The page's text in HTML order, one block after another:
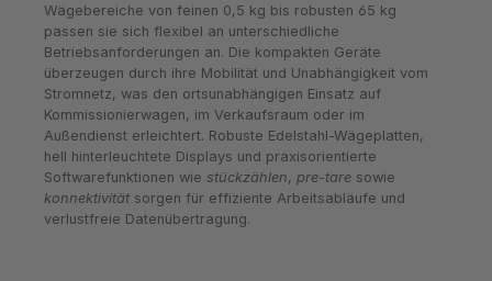
Wägebereiche von feinen 0,5 kg bis robusten 65 kg
passen sie sich flexibel an unterschiedliche
Betriebsanforderungen an. Die kompakten Geräte
überzeugen durch ihre Mobilität und Unabhängigkeit vom
Stromnetz, was den ortsunabhängigen Einsatz auf
Kommissionierwagen, im Verkaufsraum oder im
Außendienst erleichtert. Robuste Edelstahl-Wägeplatten,
hell hinterleuchtete Displays und praxisorientierte
Softwarefunktionen wie stückzählen, pre-tare sowie
konnektivität sorgen für effiziente Arbeitsabläufe und
verlustfreie Datenübertragung.